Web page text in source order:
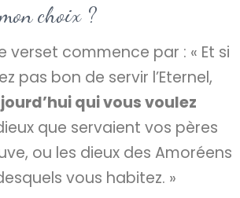
choix ?
verset commence par : « Et si
pas bon de servir l’Eternel,
qui vous voulez
que servaient vos pères
ou les dieux des Amoréens
vous habitez. »